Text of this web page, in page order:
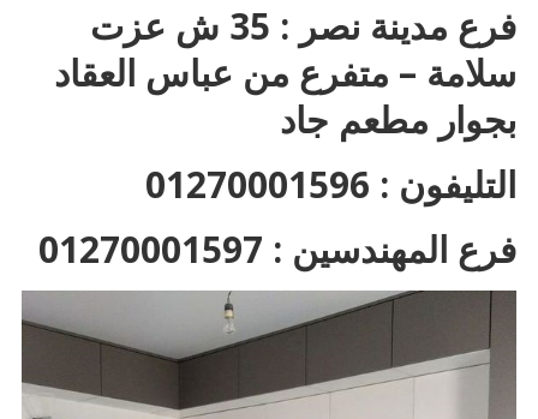
فرع مدينة نصر : 35 ش عزت
سلامة – متفرع من عباس العقاد
بجوار مطعم جاد
التليفون : 01270001596
فرع المهندسين : 01270001597